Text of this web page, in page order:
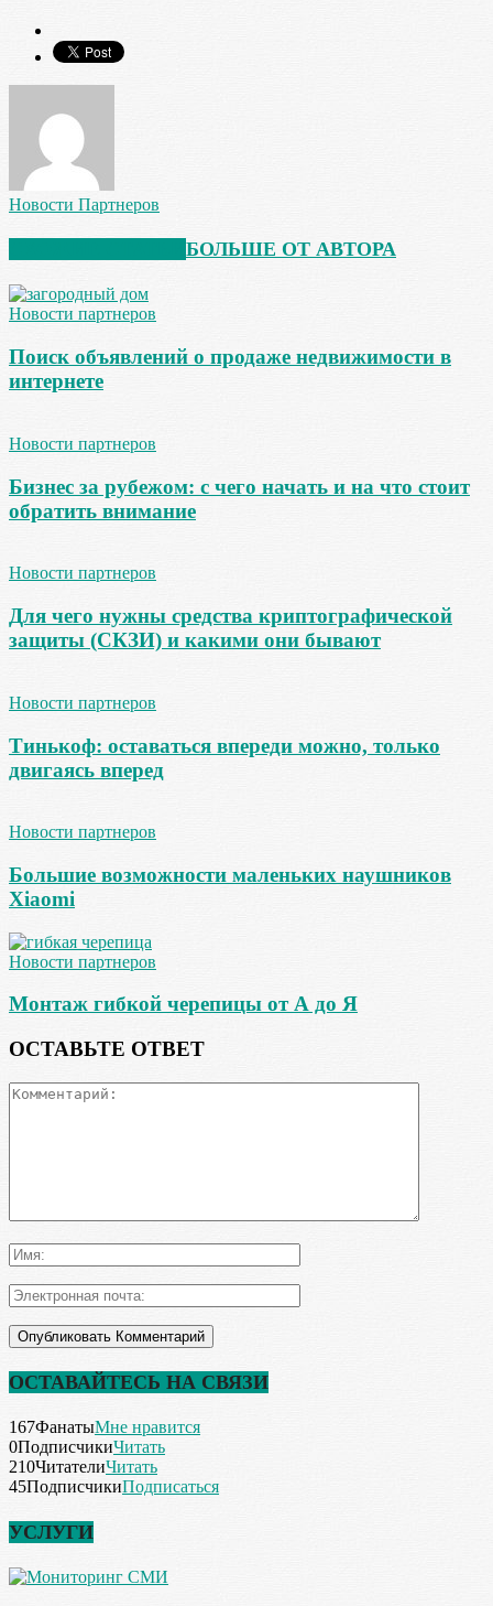
Новости Партнеров
БОЛЬШЕ ОТ АВТОРА
Новости партнеров
Поиск объявлений о продаже недвижимости в
интернете
Новости партнеров
Бизнес за рубежом: с чего начать и на что стоит
обратить внимание
Новости партнеров
Для чего нужны средства криптографической
защиты (СКЗИ) и какими они бывают
Новости партнеров
Тинькоф: оставаться впереди можно, только
двигаясь вперед
Новости партнеров
Большие возможности маленьких наушников
Xiaomi
Новости партнеров
Монтаж гибкой черепицы от А до Я
ОСТАВЬТЕ ОТВЕТ
ОСТАВАЙТЕСЬ НА СВЯЗИ
167ФанатыМне нравится
0ПодписчикиЧитать
210ЧитателиЧитать
45ПодписчикиПодписаться
УСЛУГИ